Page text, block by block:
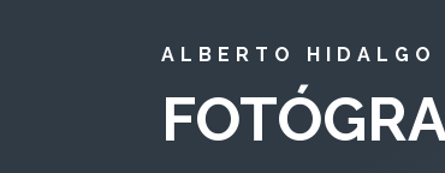
ALBERTO HIDALGO